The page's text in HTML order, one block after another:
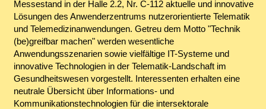
Messestand in der Halle 2.2, Nr. C-112 aktuelle und innovative
Lösungen des Anwenderzentrums nutzerorientierte Telematik
und Telemedizinanwendungen. Getreu dem Motto "Technik
(be)greifbar machen" werden wesentliche
Anwendungsszenarien sowie vielfältige IT-Systeme und
innovative Technologien in der Telematik-Landschaft im
Gesundheitswesen vorgestellt. Interessenten erhalten eine
neutrale Übersicht über Informations- und
Kommunikationstechnologien für die intersektorale